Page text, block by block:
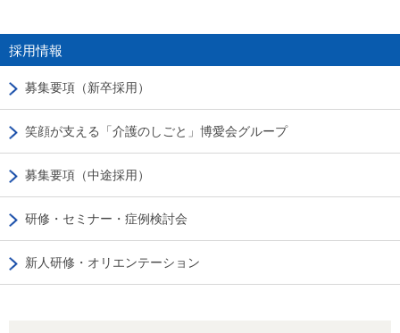
採用情報
募集要項（新卒採用）
笑顔が支える「介護のしごと」博愛会グループ
募集要項（中途採用）
研修・セミナー・症例検討会
新人研修・オリエンテーション